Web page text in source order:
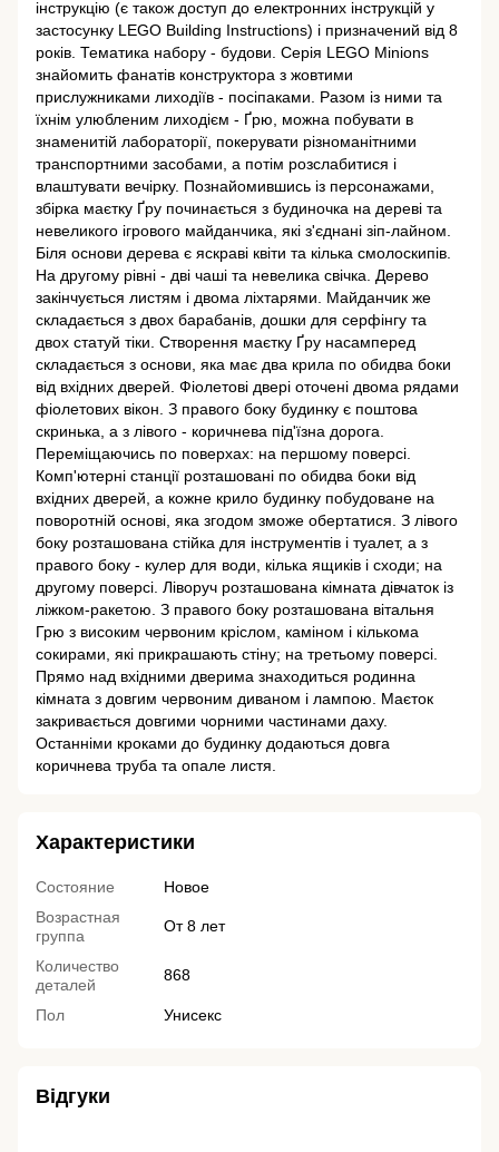
інструкцію (є також доступ до електронних інструкцій у
застосунку LEGO Building Instructions) і призначений від 8
років. Тематика набору - будови. Серія LEGO Minions
знайомить фанатів конструктора з жовтими
прислужниками лиходіїв - посіпаками. Разом із ними та
їхнім улюбленим лиходієм - Ґрю, можна побувати в
знаменитій лабораторії, покерувати різноманітними
транспортними засобами, а потім розслабитися і
влаштувати вечірку. Познайомившись із персонажами,
збірка маєтку Ґру починається з будиночка на дереві та
невеликого ігрового майданчика, які з'єднані зіп-лайном.
Біля основи дерева є яскраві квіти та кілька смолоскипів.
На другому рівні - дві чаші та невелика свічка. Дерево
закінчується листям і двома ліхтарями. Майданчик же
складається з двох барабанів, дошки для серфінгу та
двох статуй тіки. Створення маєтку Ґру насамперед
складається з основи, яка має два крила по обидва боки
від вхідних дверей. Фіолетові двері оточені двома рядами
фіолетових вікон. З правого боку будинку є поштова
скринька, а з лівого - коричнева під'їзна дорога.
Переміщаючись по поверхах: на першому поверсі.
Комп'ютерні станції розташовані по обидва боки від
вхідних дверей, а кожне крило будинку побудоване на
поворотній основі, яка згодом зможе обертатися. З лівого
боку розташована стійка для інструментів і туалет, а з
правого боку - кулер для води, кілька ящиків і сходи; на
другому поверсі. Ліворуч розташована кімната дівчаток із
ліжком-ракетою. З правого боку розташована вітальня
Грю з високим червоним кріслом, каміном і кількома
сокирами, які прикрашають стіну; на третьому поверсі.
Прямо над вхідними дверима знаходиться родинна
кімната з довгим червоним диваном і лампою. Маєток
закривається довгими чорними частинами даху.
Останніми кроками до будинку додаються довга
коричнева труба та опале листя.
Характеристики
Состояние
Новое
Возрастная
группа
От 8 лет
Количество
деталей
868
Пол Унисекс
Відгуки